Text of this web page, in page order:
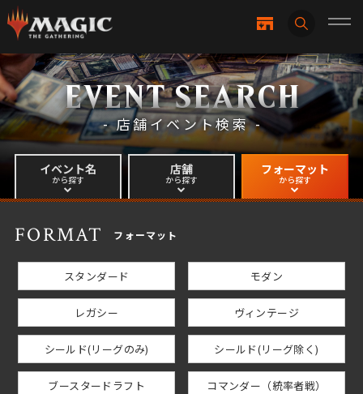
EVENT SEARCH
- 店舗イベント検索 -
イベント名
から探す
店舗
から探す
フォーマット
から探す
FORMAT フォーマット
スタンダード モダン
レガシー ヴィンテージ
シールド(リーグのみ) シールド(リーグ除く)
ブースタードラフト コマンダー（統率者戦）